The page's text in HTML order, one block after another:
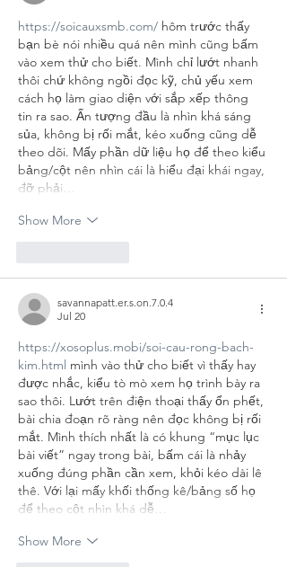
https://soicauxsmb.com/ hôm trước thấy
bạn bè nói nhiều quá nên mình cũng bấm
vào xem thử cho biết. Mình chỉ lướt nhanh
thôi chứ không ngồi đọc kỹ, chủ yếu xem
cách họ làm giao diện với sắp xếp thông
tin ra sao. Ấn tượng đầu là nhìn khá sáng
sủa, không bị rối mắt, kéo xuống cũng dễ
theo dõi. Mấy phần dữ liệu họ để theo kiểu
bảng/cột nên nhìn cái là hiểu đại khái ngay,
đỡ phải…
Show More
savannapatt.er.s.on.7.0.4
Jul 20
https://xosoplus.mobi/soi-cau-rong-bach-
kim.html mình vào thử cho biết vì thấy hay
được nhắc, kiểu tò mò xem họ trình bày ra
sao thôi. Lướt trên điện thoại thấy ổn phết,
bài chia đoạn rõ ràng nên đọc không bị rối
mắt. Mình thích nhất là có khung “mục lục
bài viết” ngay trong bài, bấm cái là nhảy
xuống đúng phần cần xem, khỏi kéo dài lê
thê. Với lại mấy khối thống kê/bảng số họ
để theo cột nhìn khá dễ…
Show More